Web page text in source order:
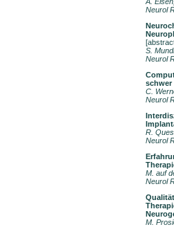
Neurol
S.
Neurol
C.
Neurol
R.
Neurol
M. auf
Neurol
M.